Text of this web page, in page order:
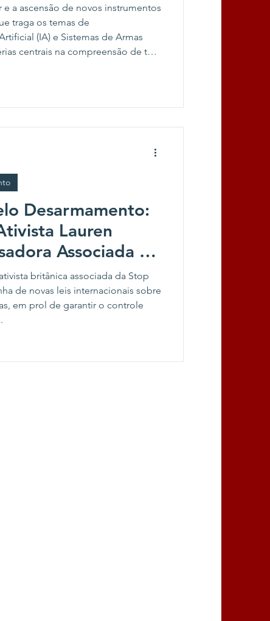
a ascensão de novos instrumentos
traga os temas de
(IA) e Sistemas de Armas
centrais na compreensão de tais
Desarmamento:
Lauren
Associada da
britânica associada da Stop
de novas leis internacionais sobre
em prol de garantir o controle